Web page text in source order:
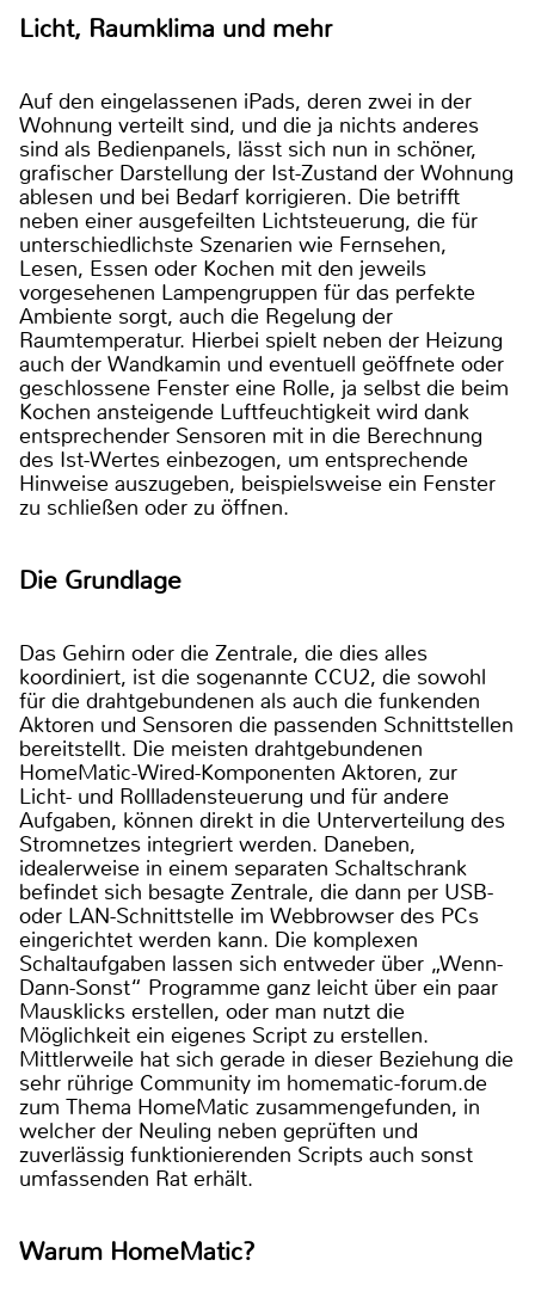
Licht, Raumklima und mehr
Auf den eingelassenen iPads, deren zwei in der
Wohnung verteilt sind, und die ja nichts anderes
sind als Bedienpanels, lässt sich nun in schöner,
grafischer Darstellung der Ist-Zustand der Wohnung
ablesen und bei Bedarf korrigieren. Die betrifft
neben einer ausgefeilten Lichtsteuerung, die für
unterschiedlichste Szenarien wie Fernsehen,
Lesen, Essen oder Kochen mit den jeweils
vorgesehenen Lampengruppen für das perfekte
Ambiente sorgt, auch die Regelung der
Raumtemperatur. Hierbei spielt neben der Heizung
auch der Wandkamin und eventuell geöffnete oder
geschlossene Fenster eine Rolle, ja selbst die beim
Kochen ansteigende Luftfeuchtigkeit wird dank
entsprechender Sensoren mit in die Berechnung
des Ist-Wertes einbezogen, um entsprechende
Hinweise auszugeben, beispielsweise ein Fenster
zu schließen oder zu öffnen.
Die Grundlage
Das Gehirn oder die Zentrale, die dies alles
koordiniert, ist die sogenannte CCU2, die sowohl
für die drahtgebundenen als auch die funkenden
Aktoren und Sensoren die passenden Schnittstellen
bereitstellt. Die meisten drahtgebundenen
HomeMatic-Wired-Komponenten Aktoren, zur
Licht- und Rollladensteuerung und für andere
Aufgaben, können direkt in die Unterverteilung des
Stromnetzes integriert werden. Daneben,
idealerweise in einem separaten Schaltschrank
befindet sich besagte Zentrale, die dann per USB-
oder LAN-Schnittstelle im Webbrowser des PCs
eingerichtet werden kann. Die komplexen
Schaltaufgaben lassen sich entweder über „Wenn-
Dann-Sonst“ Programme ganz leicht über ein paar
Mausklicks erstellen, oder man nutzt die
Möglichkeit ein eigenes Script zu erstellen.
Mittlerweile hat sich gerade in dieser Beziehung die
sehr rührige Community im homematic-forum.de
zum Thema HomeMatic zusammengefunden, in
welcher der Neuling neben geprüften und
zuverlässig funktionierenden Scripts auch sonst
umfassenden Rat erhält.
Warum HomeMatic?